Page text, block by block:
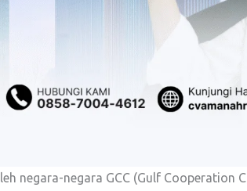
negara-negara GCC (Gulf Cooperation